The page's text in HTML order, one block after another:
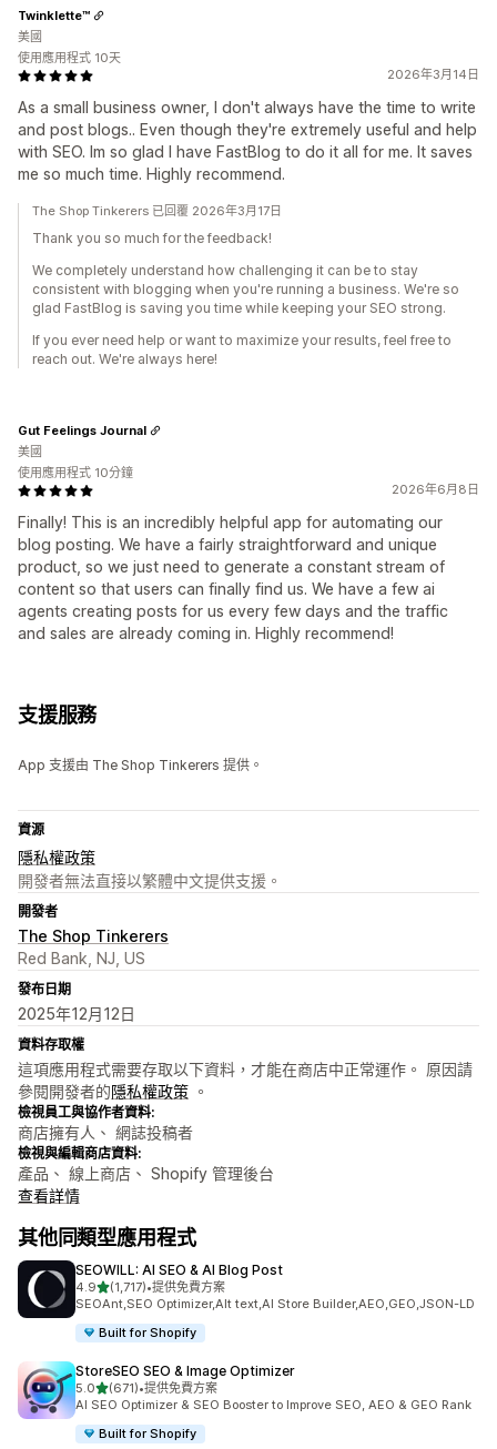
2026年3月14日
As a small business owner, I don't always have the time to write
and post blogs.. Even though they're extremely useful and help
with SEO. Im so glad I have FastBlog to do it all for me. It saves
me so much time. Highly recommend.
Twinklette™
美國
使用應用程式 10天
The Shop Tinkerers 已回覆 2026年3月17日
Thank you so much for the feedback!
We completely understand how challenging it can be to stay
consistent with blogging when you're running a business. We're so
glad FastBlog is saving you time while keeping your SEO strong.
If you ever need help or want to maximize your results, feel free to
reach out. We're always here!
2026年6月8日
Finally! This is an incredibly helpful app for automating our
blog posting. We have a fairly straightforward and unique
product, so we just need to generate a constant stream of
content so that users can finally find us. We have a few ai
agents creating posts for us every few days and the traffic
and sales are already coming in. Highly recommend!
Gut Feelings Journal
美國
使用應用程式 10分鐘
支援服務
App 支援由 The Shop Tinkerers 提供。
資源
隱私權政策
開發者無法直接以繁體中文提供支援。
開發者
The Shop Tinkerers
Red Bank, NJ, US
發布日期
2025年12月12日
資料存取權
這項應用程式需要存取以下資料，才能在商店中正常運作。 原因請
參閱開發者的隱私權政策 。
檢視員工與協作者資料:
商店擁有人、 網誌投稿者
檢視與編輯商店資料:
產品、 線上商店、 Shopify 管理後台
查看詳情
其他同類型應用程式
SEOWILL: AI SEO & AI Blog Post
4.9滿分 5 顆星
(1,717)
共有 1717 則評價
•提供免費方案
SEOAnt,SEO Optimizer,Alt text,AI Store Builder,AEO,GEO,JSON-LD
Built for Shopify
StoreSEO SEO & Image Optimizer
5.0滿分 5 顆星
(671)
共有 671 則評價
•提供免費方案
AI SEO Optimizer & SEO Booster to Improve SEO, AEO & GEO Rank
Built for Shopify